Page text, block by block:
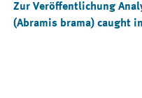
Zur Veröffentlichung
(Abramis brama) caught